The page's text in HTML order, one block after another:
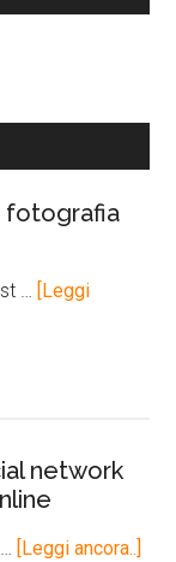
fotografia
… [Leggi
network
[Leggi ancora..]